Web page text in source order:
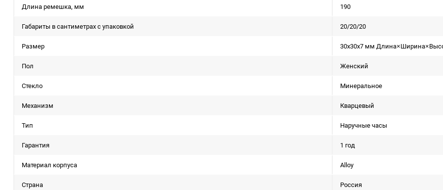
Длина ремешка, мм 190
Габариты в сантиметрах с упаковкой 20/20/20
Размер 30x30x7 мм
Пол Женский
Стекло Минеральное
Механизм Кварцевый
Тип Наручные часы
Гарантия 1 год
Материал корпуса Alloy
Страна Россия